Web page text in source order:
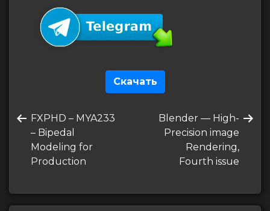
Скачать
по
записям
Предыдущая
запись
FXPHD – MYA233
– Bipedal
Modeling for
Production
Следующая
запись
Blender — High-
Precision image
Rendering,
Fourth issue